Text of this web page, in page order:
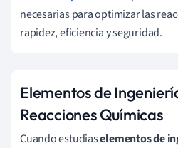
necesarias para optimizar las
rapidez, eficiencia y seguridad.
Elementos de
Reacciones Químicas
Cuando estudiaselementos de